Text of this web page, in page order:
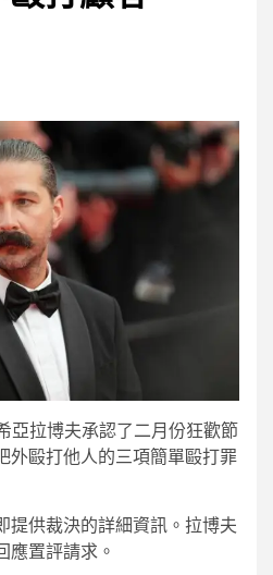
亞拉博夫承認了二月份狂歡節
外毆打他人的三項簡單毆打罪
提供裁決的詳細資訊。拉博夫
應置評請求。